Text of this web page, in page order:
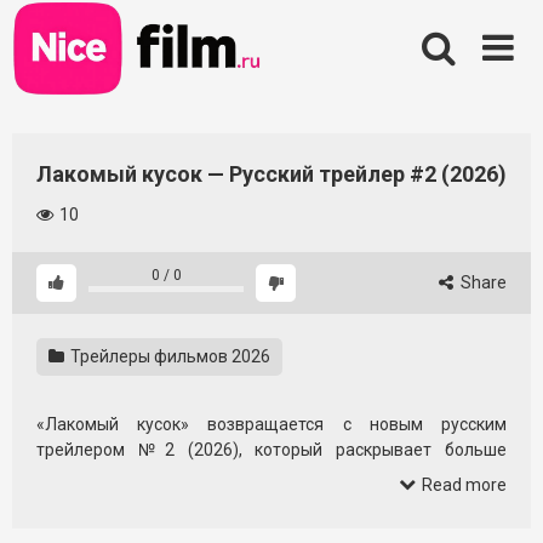
Skip
to
content
Лакомый кусок — Русский трейлер #2 (2026)
10
0 / 0 Share
Трейлеры фильмов 2026
«Лакомый кусок» возвращается с новым русским
трейлером №2 (2026), который раскрывает больше
деталей, но по‑прежнему аккуратно хранит интригу.
Read more